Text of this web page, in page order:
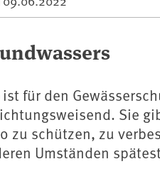
für den
Sie
zu schützen, zu
Umständen